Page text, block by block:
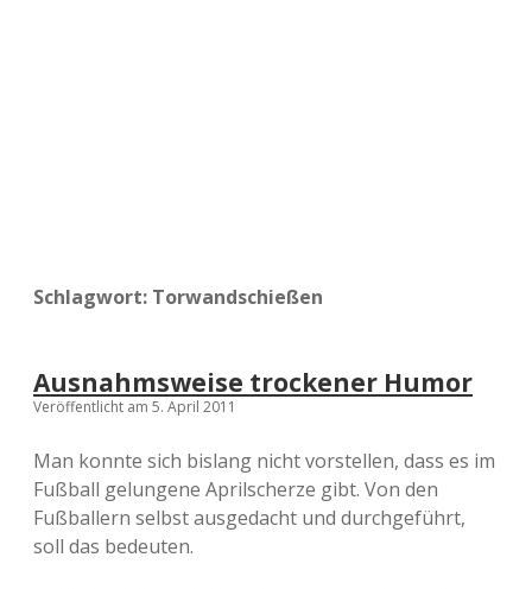
Schlagwort: Torwandschießen
Ausnahmsweise trockener Humor
Veröffentlicht am 5. April 2011
Man konnte sich bislang nicht vorstellen, dass es im
Fußball gelungene Aprilscherze gibt. Von den
Fußballern selbst ausgedacht und durchgeführt,
soll das bedeuten.